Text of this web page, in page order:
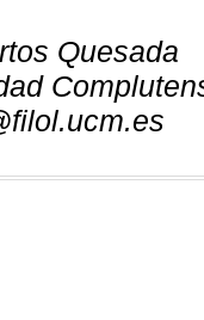
Quesada